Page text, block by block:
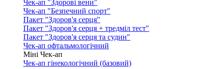
Чек-ап "Здорові вени"
Чек-ап "Безпечний спорт"
Пакет "Здоров'я серця"
Пакет "Здоров'я серця + тредміл тест"
Пакет "Здоров'я серця та судин"
Чек-ап офтальмологічний
Міні Чек-ап
Чек-ап гінекологічний (базовий)